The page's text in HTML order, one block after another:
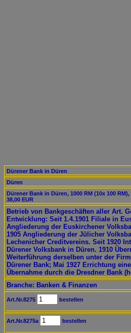
Dürener Bank in Düren
Düren
Dürener Bank in Düren, 1000 RM (10x 100
38,00 EUR
Betrieb von Bankgeschäften aller Art.
Entwicklung: Seit 1.4.1901 Filiale in
Angliederung der Euskirchener
1905 Angliederung der Jülicher
Lechenicher Creditvereins. Seit 1920
Dürener Volksbank in Düren. 1910
Weiterführung derselben unter der
Dürener Bank; Mai 1927 Errichtung
Übernahme durch die Dresdner Bank
Branche: Banken & Finanzen
Art.Nr.8275 bestellen
Art.Nr.8275a bestellen